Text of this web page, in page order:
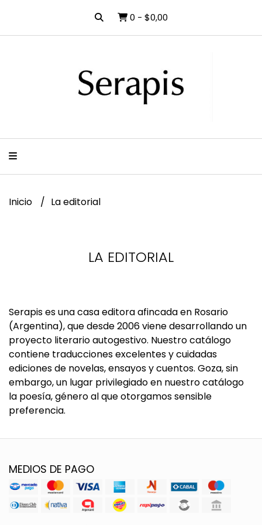
0 - $0,00
Inicio La editorial
LA EDITORIAL
Serapis es una casa editora afincada en Rosario
(Argentina), que desde 2006 viene desarrollando un
proyecto literario autogestivo. Nuestro catálogo
contiene traducciones excelentes y cuidadas
ediciones de novelas, ensayos y cuentos. Goza, sin
embargo, un lugar privilegiado en nuestro catálogo
la poesía, género al que otorgamos sensible
preferencia.
MEDIOS DE PAGO